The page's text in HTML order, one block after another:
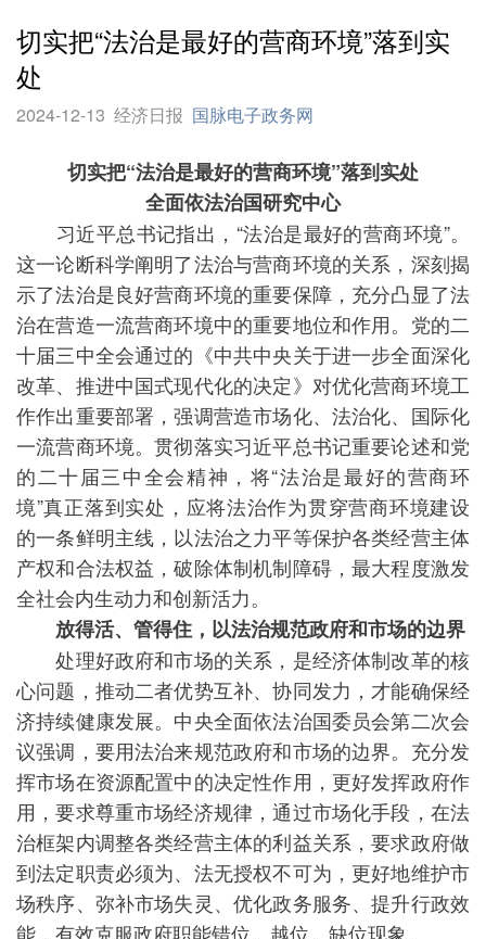
切实把“法治是最好的营商环境”落到实
处
2024-12-13 经济日报 国脉电子政务网
切实把“法治是最好的营商环境”落到实处
全面依法治国研究中心
习近平总书记指出，“法治是最好的营商环境”。
这一论断科学阐明了法治与营商环境的关系，深刻揭
示了法治是良好营商环境的重要保障，充分凸显了法
治在营造一流营商环境中的重要地位和作用。党的二
十届三中全会通过的《中共中央关于进一步全面深化
改革、推进中国式现代化的决定》对优化营商环境工
作作出重要部署，强调营造市场化、法治化、国际化
一流营商环境。贯彻落实习近平总书记重要论述和党
的二十届三中全会精神，将“法治是最好的营商环
境”真正落到实处，应将法治作为贯穿营商环境建设
的一条鲜明主线，以法治之力平等保护各类经营主体
产权和合法权益，破除体制机制障碍，最大程度激发
全社会内生动力和创新活力。
放得活、管得住，以法治规范政府和市场的边界
处理好政府和市场的关系，是经济体制改革的核
心问题，推动二者优势互补、协同发力，才能确保经
济持续健康发展。中央全面依法治国委员会第二次会
议强调，要用法治来规范政府和市场的边界。充分发
挥市场在资源配置中的决定性作用，更好发挥政府作
用，要求尊重市场经济规律，通过市场化手段，在法
治框架内调整各类经营主体的利益关系，要求政府做
到法定职责必须为、法无授权不可为，更好地维护市
场秩序、弥补市场失灵、优化政务服务、提升行政效
能，有效克服政府职能错位、越位、缺位现象。